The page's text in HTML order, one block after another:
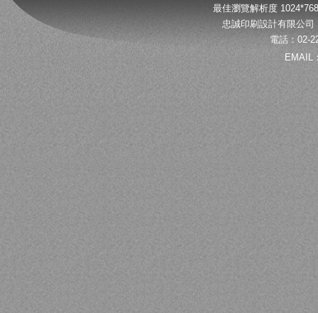
最佳瀏覽解析度
忠誠印刷設計有限公
電話：02-
EMAIL